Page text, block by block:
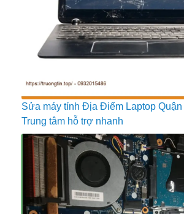
Sửa máy tính Địa Điểm Laptop Quận
Trung tâm hỗ trợ nhanh